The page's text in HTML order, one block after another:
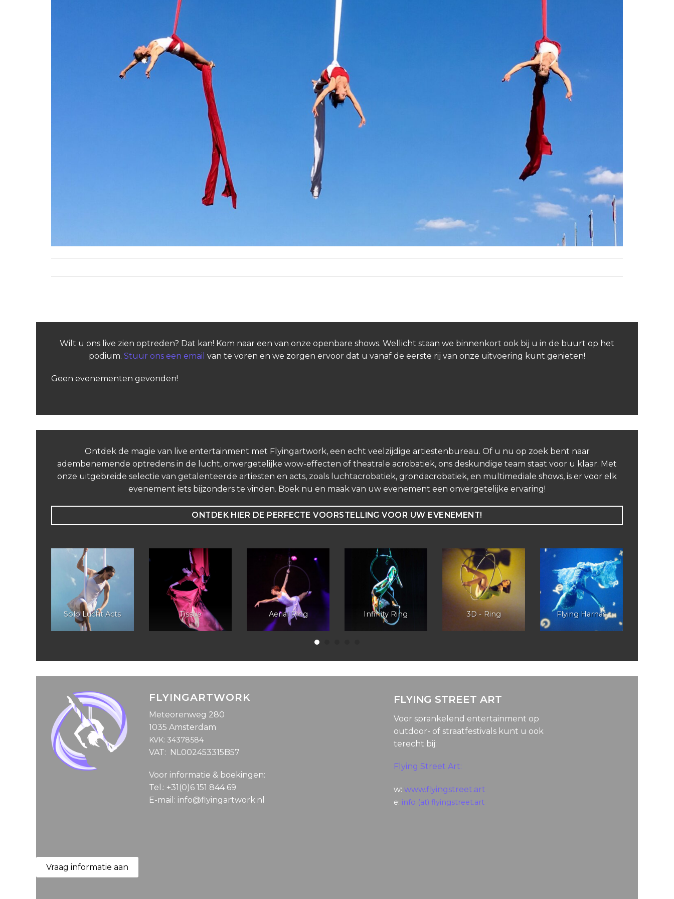
Wilt u ons live zien optreden? Dat kan! Kom naar een van onze openbare shows. Wellicht staan we binnenkort ook bij u in de buurt op het
podium. Stuur ons een email van te voren en we zorgen ervoor dat u vanaf de eerste rij van onze uitvoering kunt genieten!
Geen evenementen gevonden!
Ontdek de magie van live entertainment met Flyingartwork, een echt veelzijdige artiestenbureau. Of u nu op zoek bent naar
adembenemende optredens in de lucht, onvergetelijke wow-effecten of theatrale acrobatiek, ons deskundige team staat voor u klaar. Met
onze uitgebreide selectie van getalenteerde artiesten en acts, zoals luchtacrobatiek, grondacrobatiek, en multimediale shows, is er voor elk
evenement iets bijzonders te vinden. Boek nu en maak van uw evenement een onvergetelijke ervaring!
ONTDEK HIER DE PERFECTE VOORSTELLING VOOR UW EVENEMENT!
Solo Lucht Acts Tissue Aerial Ring Infinity Ring 3D - Ring Flying Harnas
FLYINGARTWORK
Meteorenweg 280
1035 Amsterdam
KVK: 34378584
VAT: NL002453315B57
Voor informatie & boekingen:
Tel.: +31(0)6 151 844 69
E-mail: info@flyingartwork.nl
FLYING STREET ART
Voor sprankelend entertainment op
outdoor- of straatfestivals kunt u ook
terecht bij:
Flying Street Art:
w: www.flyingstreet.art
e: info (at) flyingstreet.art
Vraag informatie aan